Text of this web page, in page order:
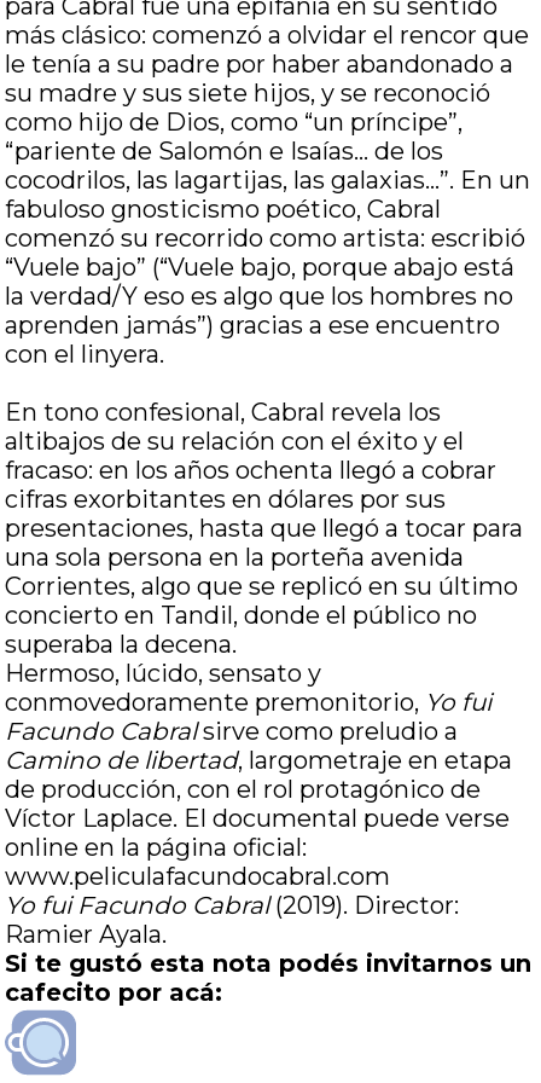
para Cabral fue una epifanía en su sentido
más clásico: comenzó a olvidar el rencor que
le tenía a su padre por haber abandonado a
su madre y sus siete hijos, y se reconoció
como hijo de Dios, como “un príncipe”,
“pariente de Salomón e Isaías… de los
cocodrilos, las lagartijas, las galaxias…”. En un
fabuloso gnosticismo poético, Cabral
comenzó su recorrido como artista: escribió
“Vuele bajo” (“Vuele bajo, porque abajo está
la verdad/Y eso es algo que los hombres no
aprenden jamás”) gracias a ese encuentro
con el linyera.
En tono confesional, Cabral revela los
altibajos de su relación con el éxito y el
fracaso: en los años ochenta llegó a cobrar
cifras exorbitantes en dólares por sus
presentaciones, hasta que llegó a tocar para
una sola persona en la porteña avenida
Corrientes, algo que se replicó en su último
concierto en Tandil, donde el público no
superaba la decena.
Hermoso, lúcido, sensato y
conmovedoramente premonitorio, Yo fui
Facundo Cabralsirve como preludio a
Camino de libertad, largometraje en etapa
de producción, con el rol protagónico de
Víctor Laplace. El documental puede verse
online en la página oficial:
www.peliculafacundocabral.com
Yo fui Facundo Cabral(2019). Director:
Ramier Ayala.
Si te gustó esta nota podés invitarnos un
cafecito por acá: